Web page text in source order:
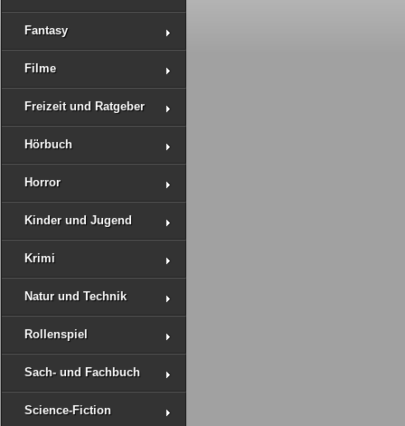
Fantasy
Filme
Freizeit und Ratgeber
Hörbuch
Horror
Kinder und Jugend
Krimi
Natur und Technik
Rollenspiel
Sach- und Fachbuch
Science-Fiction